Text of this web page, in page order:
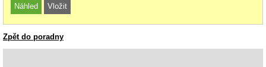
Zpět do poradny